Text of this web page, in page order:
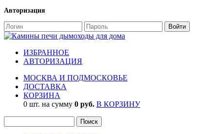
Авторизация
ИЗБРАННОЕ
АВТОРИЗАЦИЯ
МОСКВА И ПОДМОСКОВЬЕ
ДОСТАВКА
КОРЗИНА
0 шт. на сумму 0 руб. В КОРЗИНУ